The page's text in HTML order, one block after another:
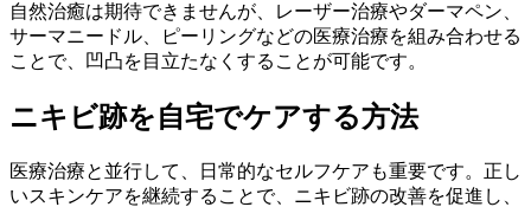
自然治癒は期待できませんが、レーザー治療やダーマペン、
サーマニードル、ピーリングなどの医療治療を組み合わせる
ことで、凹凸を目立たなくすることが可能です。
ニキビ跡を自宅でケアする方法
医療治療と並行して、日常的なセルフケアも重要です。正し
いスキンケアを継続することで、ニキビ跡の改善を促進し、